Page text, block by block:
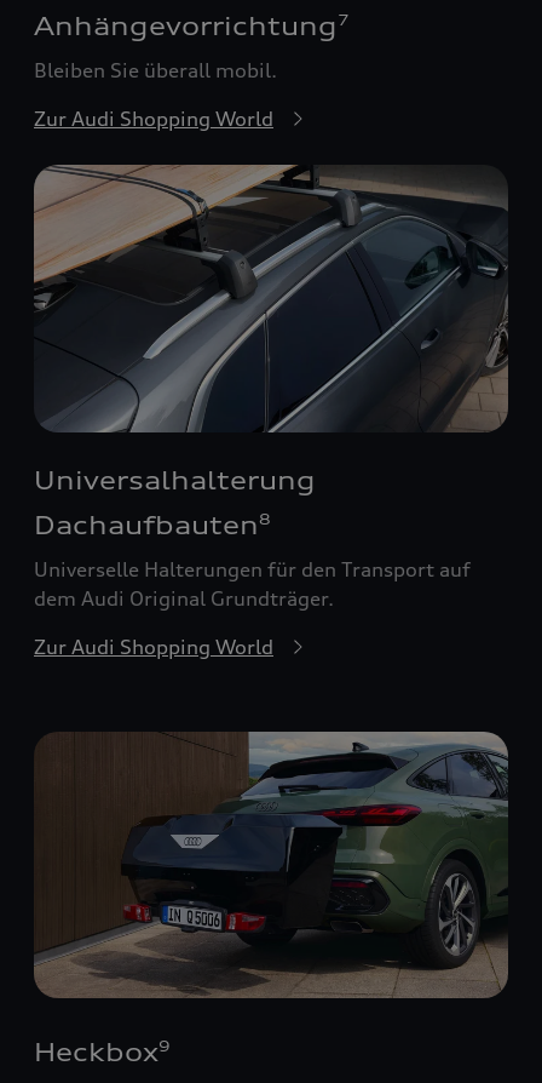
Anhängevorrichtung 7
Bleiben Sie überall mobil.
Zur Audi Shopping World
Universalhalterung
Dachaufbauten8
Universelle Halterungen für den Transport auf
dem Audi Original Grundträger.
Zur Audi Shopping World
Heckbox9